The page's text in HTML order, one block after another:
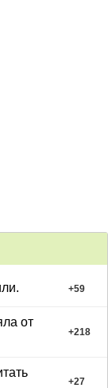
+59
от
+218
+27